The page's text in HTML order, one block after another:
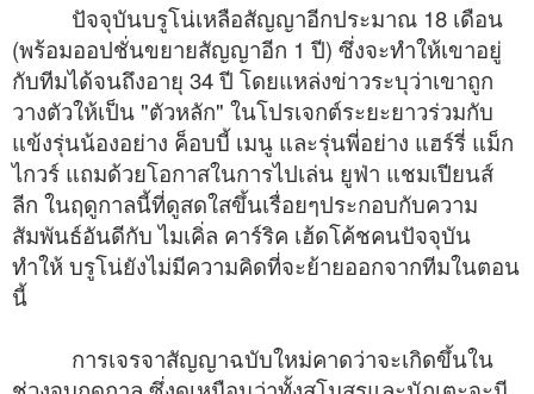
ปัจจุบันบรูโน่เหลือสัญญาอีกประมาณ 18 เดือน
(พร้อมออปชั่นขยายสัญญาอีก 1 ปี) ซึ่งจะทำให้เขาอยู่
กับทีมได้จนถึงอายุ 34 ปี โดยแหล่งข่าวระบุว่าเขาถูก
วางตัวให้เป็น "ตัวหลัก" ในโปรเจกต์ระยะยาวร่วมกับ
แข้งรุ่นน้องอย่าง ค็อบบี้ เมนู และรุ่นพี่อย่าง แฮร์รี่ แม็ก
ไกวร์ แถมด้วยโอกาสในการไปเล่น ยูฟ่า แชมเปียนส์
ลีก ในฤดูกาลนี้ที่ดูสดใสขึ้นเรื่อยๆประกอบกับความ
สัมพันธ์อันดีกับ ไมเคิ่ล คาร์ริค เฮ้ดโค้ชคนปัจจุบัน
ทำให้ บรูโน่ยังไม่มีความคิดที่จะย้ายออกจากทีมในตอน
นี้
การเจรจาสัญญาฉบับใหม่คาดว่าจะเกิดขึ้นใน